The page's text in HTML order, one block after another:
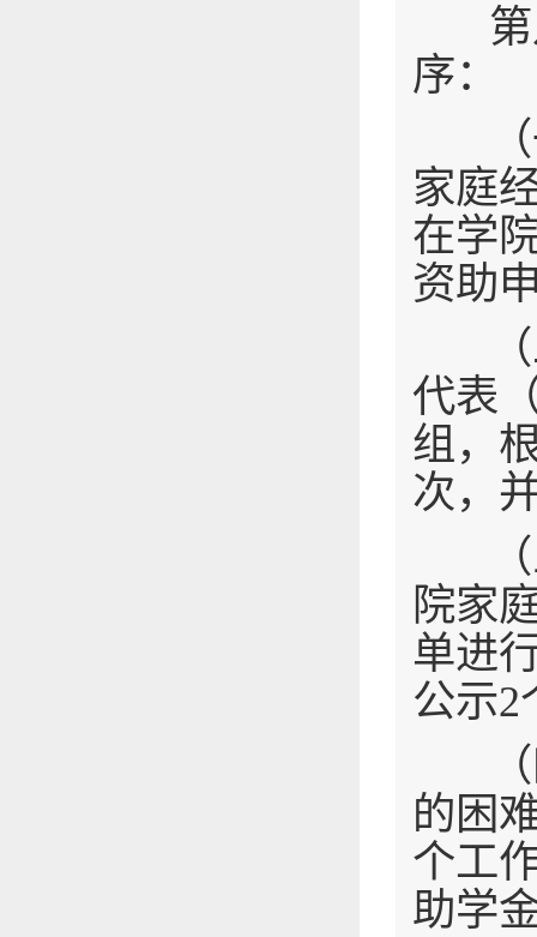
第
序：
（
家庭
在学
资助
（
代表
组，
次，
（
院家
单进
公示2
（
的困
个工
助学